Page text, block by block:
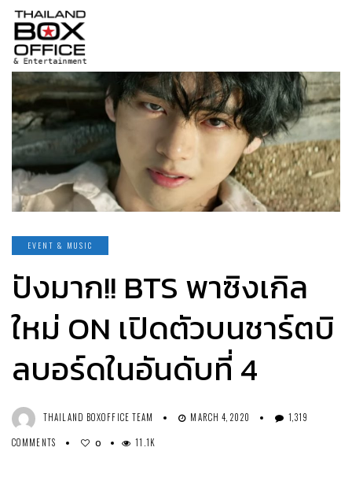
EVENT & MUSIC
ปังมาก!! BTS พาซิงเกิล
ใหม่ ON เปิดตัวบนชาร์ตบิ
ลบอร์ดในอันดับที่ 4
THAILAND BOXOFFICE TEAM MARCH 4, 2020
1,319
COMMENTS
0 11.1K